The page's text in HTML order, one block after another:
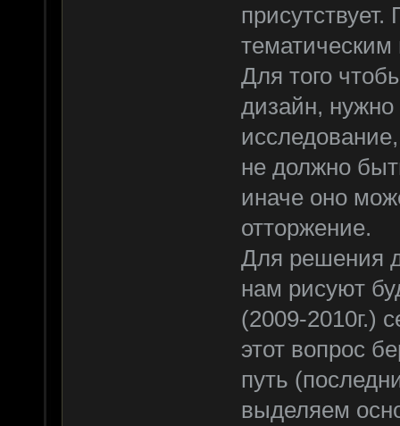
Для того
дизайн,
не должно
иначе оно
отторжение.
Для решения
нам рисуют
(2009-2010г.)
этот вопрос
путь
выделяем